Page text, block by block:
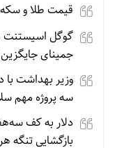
قیمت طلا و سکه
گوگل اسیستنت
جمینای
وزیر بهداشت با
سه پروژه مهم
دلار به کف
بازگشایی تنگه